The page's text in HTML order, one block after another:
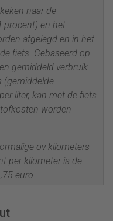
naar de
procent) en het
afgelegd en in het
fiets. Gebaseerd op
gemiddeld verbruik
(gemiddelde
liter, kan met de fiets
worden
ov-kilometers
per kilometer is de
euro.